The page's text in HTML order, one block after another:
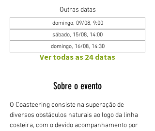
Outras datas
domingo, 09/08, 9:00
sábado, 15/08, 14:00
domingo, 16/08, 14:30
Ver todas as 24 datas
Sobre o evento
O Coasteering consiste na superação de
diversos obstáculos naturais ao logo da linha
costeira, com o devido acompanhamento por